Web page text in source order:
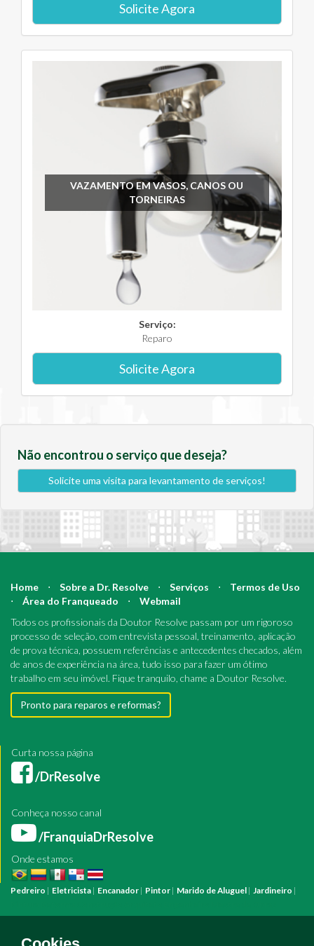
Solicite Agora
VAZAMENTO EM VASOS, CANOS OU
TORNEIRAS
Serviço:
Reparo
Solicite Agora
Não encontrou o serviço que deseja?
Solicite uma visita para levantamento de serviços!
Home ⋅ Sobre a Dr. Resolve ⋅ Serviços ⋅
Termos de Uso
⋅
Área do Franqueado ⋅
Webmail
Todos os profissionais da Doutor Resolve passam por um rigoroso
processo de seleção, com entrevista pessoal, treinamento, aplicação
de prova técnica, possuem referências e antecedentes checados, além
de anos de experiência na área, tudo isso para fazer um ótimo
trabalho em seu imóvel. Fique tranquilo, chame a Doutor Resolve.
Pronto para reparos e reformas?
Curta nossa página
/DrResolve
Conheça nosso canal
/FranquiaDrResolve
Onde estamos
Pedreiro | Eletricista | Encanador | Pintor | Marido de Aluguel | Jardineiro |
Bombeiro HidráulicoManutenção PredialManutenção Residencial